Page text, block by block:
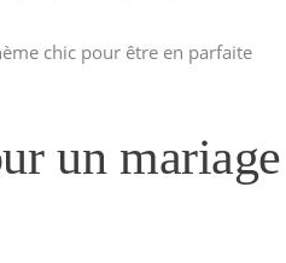
chic pour être en parfaite
un mariage